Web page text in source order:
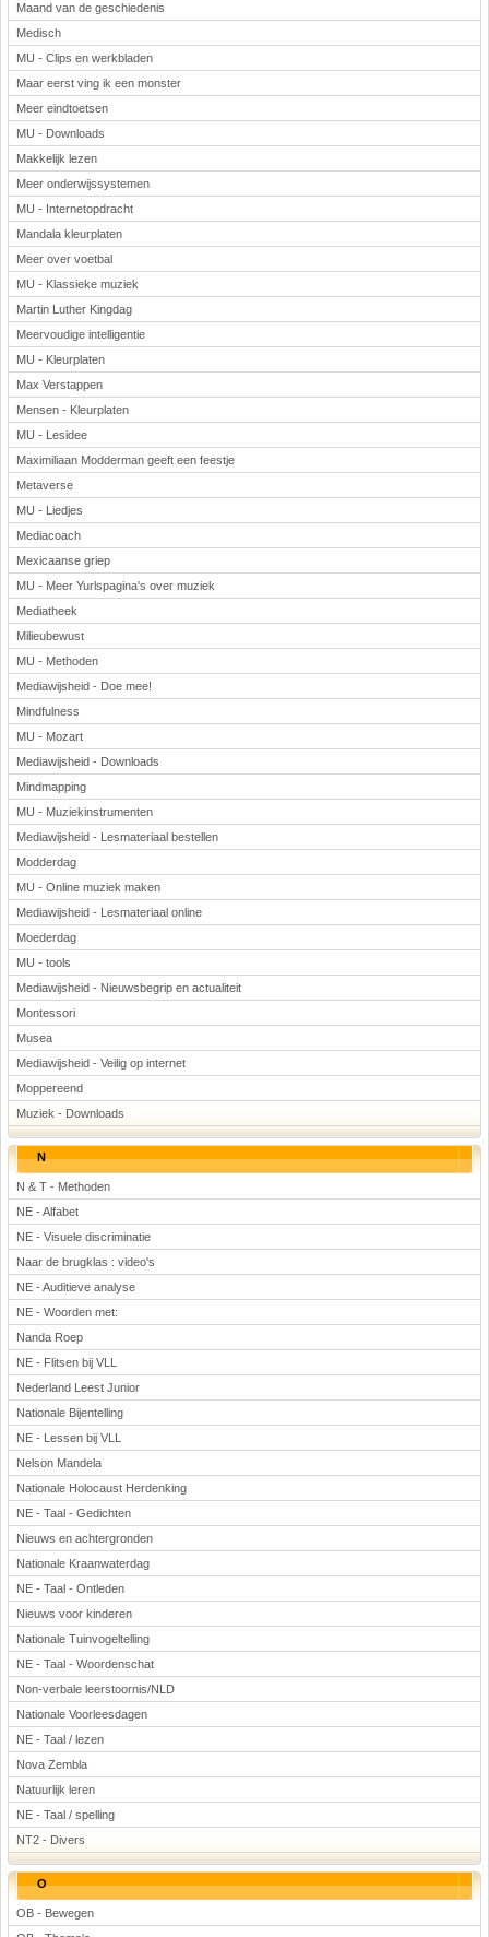
Maand van de geschiedenis
Medisch
MU - Clips en werkbladen
Maar eerst ving ik een monster
Meer eindtoetsen
MU - Downloads
Makkelijk lezen
Meer onderwijssystemen
MU - Internetopdracht
Mandala kleurplaten
Meer over voetbal
MU - Klassieke muziek
Martin Luther Kingdag
Meervoudige intelligentie
MU - Kleurplaten
Max Verstappen
Mensen - Kleurplaten
MU - Lesidee
Maximiliaan Modderman geeft een feestje
Metaverse
MU - Liedjes
Mediacoach
Mexicaanse griep
MU - Meer Yurlspagina's over muziek
Mediatheek
Milieubewust
MU - Methoden
Mediawijsheid - Doe mee!
Mindfulness
MU - Mozart
Mediawijsheid - Downloads
Mindmapping
MU - Muziekinstrumenten
Mediawijsheid - Lesmateriaal bestellen
Modderdag
MU - Online muziek maken
Mediawijsheid - Lesmateriaal online
Moederdag
MU - tools
Mediawijsheid - Nieuwsbegrip en actualiteit
Montessori
Musea
Mediawijsheid - Veilig op internet
Moppereend
Muziek - Downloads
N
N & T - Methoden
NE - Alfabet
NE - Visuele discriminatie
Naar de brugklas : video's
NE - Auditieve analyse
NE - Woorden met:
Nanda Roep
NE - Flitsen bij VLL
Nederland Leest Junior
Nationale Bijentelling
NE - Lessen bij VLL
Nelson Mandela
Nationale Holocaust Herdenking
NE - Taal - Gedichten
Nieuws en achtergronden
Nationale Kraanwaterdag
NE - Taal - Ontleden
Nieuws voor kinderen
Nationale Tuinvogeltelling
NE - Taal - Woordenschat
Non-verbale leerstoornis/NLD
Nationale Voorleesdagen
NE - Taal / lezen
Nova Zembla
Natuurlijk leren
NE - Taal / spelling
NT2 - Divers
O
OB - Bewegen